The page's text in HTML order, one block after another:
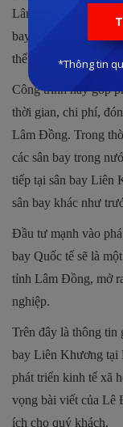
Lâm Đồng đã trình
bay Liên Khương trở
thể để tiếp nhận các
Công trình này góp
thời gian, chi phí,
Lâm Đồng. Trong
các sân bay trong
tiếp tại sân bay Liên
sân bay khác như
Đầu tư mạnh vào
bay Quốc tế sẽ là
tỉnh Lâm Đồng, mở
nghiệp.
Trên đây là thông tin
bay Liên Khương tại
phát triển kinh tế xã
vọng bài viết của Lê
ích cho quý khách.